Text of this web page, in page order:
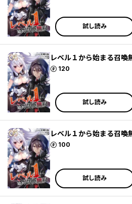
試し読み
レベル１から始まる召喚
120
ポイント
試し読み
レベル１から始まる召喚
100
ポイント
試し読み